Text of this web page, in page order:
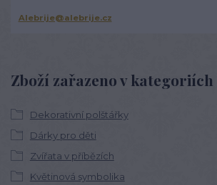
Zboží zařazeno v kategoriích
Dekorativní polštářky
Dárky pro děti
Zvířata v příbězích
Květinová symbolika
Alebrije@alebrije.cz